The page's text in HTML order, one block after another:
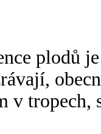
plodů
v